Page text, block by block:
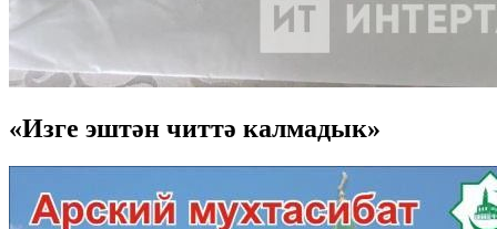
«Изге эштән читтә калмадык»